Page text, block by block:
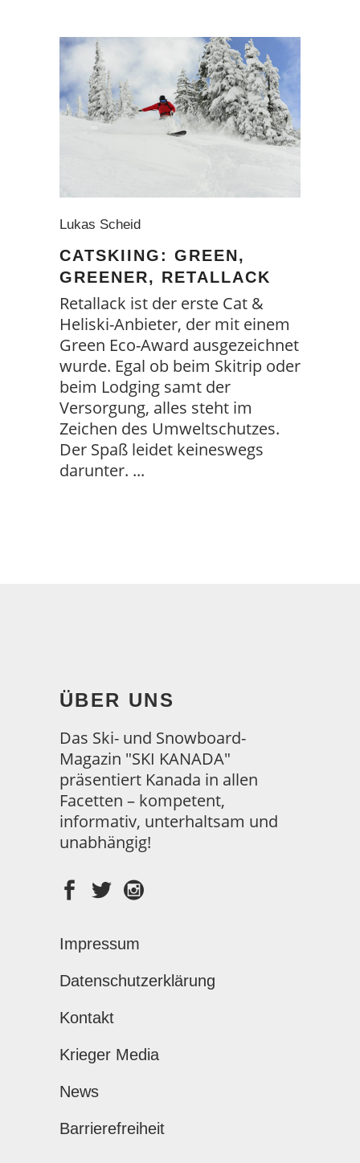
Lukas Scheid
CATSKIING: GREEN,
GREENER, RETALLACK
Retallack ist der erste Cat &
Heliski-Anbieter, der mit einem
Green Eco-Award ausgezeichnet
wurde. Egal ob beim Skitrip oder
beim Lodging samt der
Versorgung, alles steht im
Zeichen des Umweltschutzes.
Der Spaß leidet keineswegs
darunter.
ÜBER UNS
Das Ski- und Snowboard-
Magazin "SKI KANADA"
präsentiert Kanada in allen
Facetten – kompetent,
informativ, unterhaltsam und
unabhängig!
Impressum
Datenschutzerklärung
Kontakt
Krieger Media
News
Barrierefreiheit